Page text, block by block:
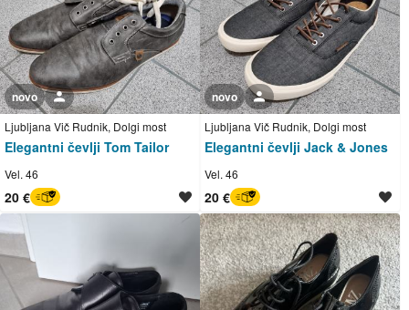
Elegantni čevlji Tom Tailor
Ljubljana Vič Rudnik, Dolgi most
novo
Vel. 46
20 €
Elegantni čevlji Jack & Jones
Ljubljana Vič Rudnik, Dolgi most
novo
Vel. 46
20 €